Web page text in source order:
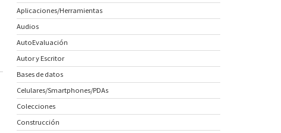
Aplicaciones/Herramientas
Audios
AutoEvaluación
Autor y Escritor
Bases de datos
Celulares/Smartphones/PDAs
Colecciones
Construcción